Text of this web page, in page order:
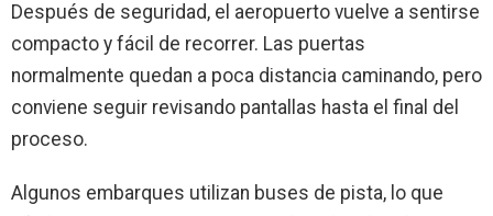
Después de seguridad, el aeropuerto vuelve a sentirse
compacto y fácil de recorrer. Las puertas
normalmente quedan a poca distancia caminando, pero
conviene seguir revisando pantallas hasta el final del
proceso.
Algunos embarques utilizan buses de pista, lo que